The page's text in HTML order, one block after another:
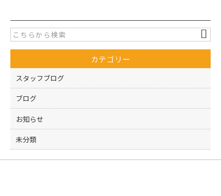
e
b
o
o
k
er
カテゴリー
スタッフブログ
ブログ
お知らせ
未分類